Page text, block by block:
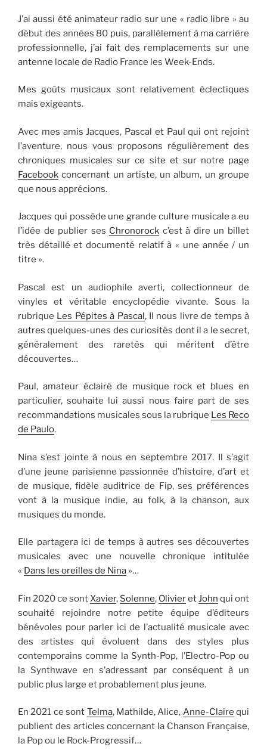
J’ai aussi été animateur radio sur une « radio libre » au
début des années 80 puis, parallèlement à ma carrière
professionnelle, j’ai fait des remplacements sur une
antenne locale de Radio France les Week-Ends.
Mes goûts musicaux sont relativement éclectiques
mais exigeants.
Avec mes amis Jacques, Pascal et Paul qui ont rejoint
l’aventure, nous vous proposons régulièrement des
chroniques musicales sur ce site et sur notre page
Facebook concernant un artiste, un album, un groupe
que nous apprécions.
Jacques qui possède une grande culture musicale a eu
l’idée de publier ses Chronorock c’est à dire un billet
très détaillé et documenté relatif à « une année / un
titre ».
Pascal est un audiophile averti, collectionneur de
vinyles et véritable encyclopédie vivante. Sous la
rubrique Les Pépites à Pascal, Il nous livre de temps à
autres quelques-unes des curiosités dont il a le secret,
généralement des raretés qui méritent d’être
découvertes…
Paul, amateur éclairé de musique rock et blues en
particulier, souhaite lui aussi nous faire part de ses
recommandations musicales sous la rubrique Les Reco
de Paulo.
Nina s’est jointe à nous en septembre 2017. Il s’agit
d’une jeune parisienne passionnée d’histoire, d’art et
de musique, fidèle auditrice de Fip, ses préférences
vont à la musique indie, au folk, à la chanson, aux
musiques du monde.
Elle partagera ici de temps à autres ses découvertes
musicales avec une nouvelle chronique intitulée
« Dans les oreilles de Nina »…
Fin 2020 ce sont Xavier, Solenne, Olivieret John qui ont
souhaité rejoindre notre petite équipe d’éditeurs
bénévoles pour parler ici de l’actualité musicale avec
des artistes qui évoluent dans des styles plus
contemporains comme la Synth-Pop, l’Electro-Pop ou
la Synthwave en s’adressant par conséquent à un
public plus large et probablement plus jeune.
En 2021 ce sont Telma, Mathilde, Alice, Anne-Claire qui
publient des articles concernant la Chanson Française,
la Pop ou le Rock-Progressif…